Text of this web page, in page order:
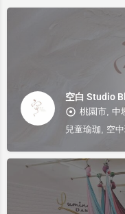
空白 Studio
桃園市, 中
兒童瑜珈, 空